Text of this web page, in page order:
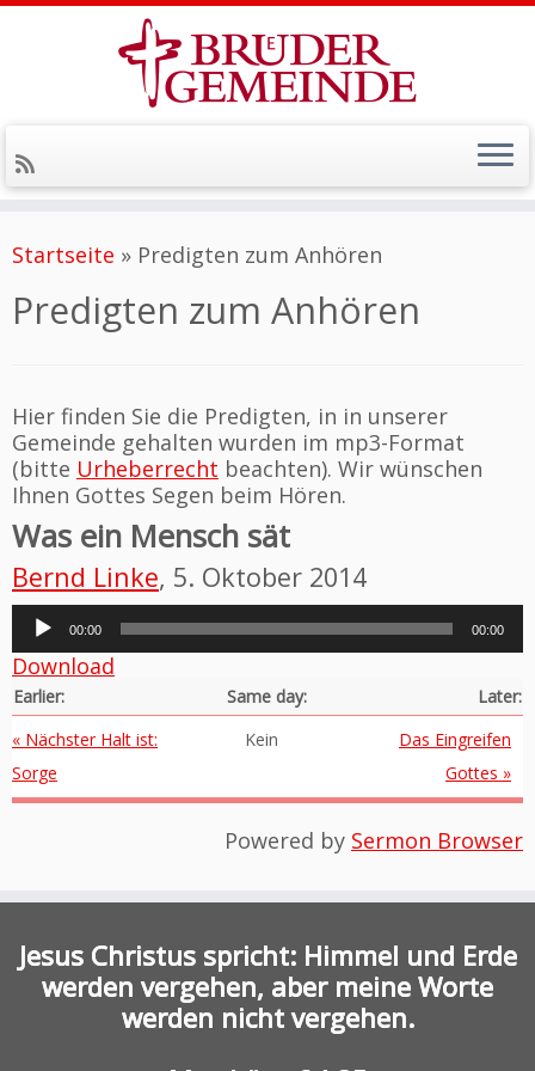
Inhalt
Startseite » Predigten zum Anhören
Predigten zum Anhören
Hier finden Sie die Predigten, in in unserer
Gemeinde gehalten wurden im mp3-Format
(bitte Urheberrecht beachten). Wir wünschen
Ihnen Gottes Segen beim Hören.
Was ein Mensch sät
Bernd Linke, 5. Oktober 2014
Audio-
Player00:00 00:00
Download
Earlier: Same day:
Later:
« Nächster Halt ist:
Sorge
Kein
Das Eingreifen
Gottes »
Powered by Sermon Browser
Jesus Christus spricht: Himmel und Erde
werden vergehen, aber meine Worte
werden nicht vergehen.